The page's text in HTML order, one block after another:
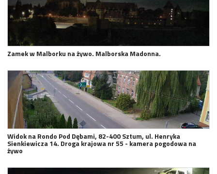
Zamek w Malborku na żywo. Malborska Madonna.
Widok na Rondo Pod Dębami, 82-400 Sztum, ul. Henryka
Sienkiewicza 14. Droga krajowa nr 55 - kamera pogodowa na
żywo